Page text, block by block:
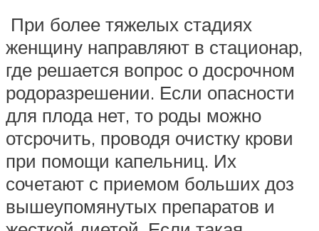
При более тяжелых стадиях
женщину направляют в стационар,
где решается вопрос о досрочном
родоразрешении. Если опасности
для плода нет, то роды можно
отсрочить, проводя очистку крови
при помощи капельниц. Их
сочетают с приемом больших доз
вышеупомянутых препаратов и